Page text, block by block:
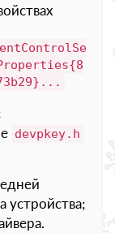
devpkey.h
устройства;